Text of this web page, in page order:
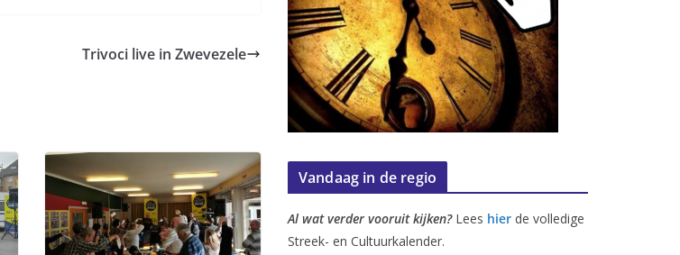
Trivoci live in Zwevezele
Vandaag in de regio
Al wat verder vooruit kijken?Lees hier de volledige
Streek- en Cultuurkalender.